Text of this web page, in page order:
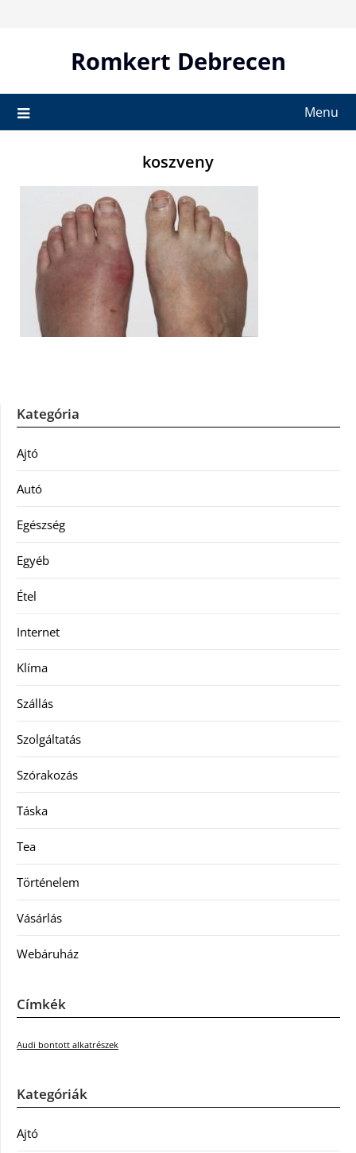
Romkert Debrecen
Menu
koszveny
Kategória
Ajtó
Autó
Egészség
Egyéb
Étel
Internet
Klíma
Szállás
Szolgáltatás
Szórakozás
Táska
Tea
Történelem
Vásárlás
Webáruház
Címkék
Audi bontott alkatrészek
Kategóriák
Ajtó